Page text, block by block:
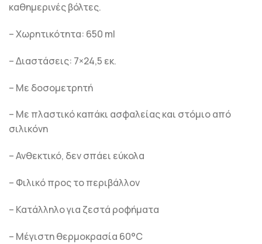
καθημερινές βόλτες.
– Χωρητικότητα: 650 ml
– Διαστάσεις: 7×24,5 εκ.
– Με δοσομετρητή
– Με πλαστικό καπάκι ασφαλείας και στόμιο από
σιλικόνη
– Ανθεκτικό, δεν σπάει εύκολα
– Φιλικό προς το περιβάλλον
– Κατάλληλο για ζεστά ροφήματα
– Μέγιστη θερμοκρασία 60°C